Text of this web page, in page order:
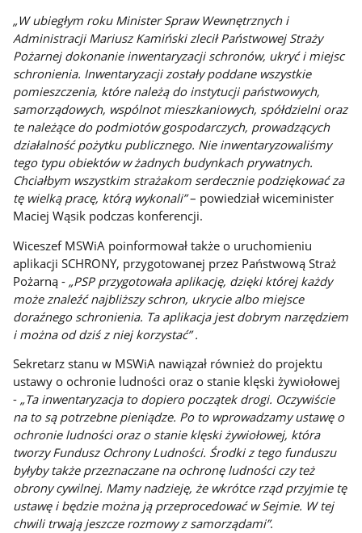
„W ubiegłym roku Minister Spraw Wewnętrznych i
Administracji Mariusz Kamiński zlecił Państwowej Straży
Pożarnej dokonanie inwentaryzacji schronów, ukryć i miejsc
schronienia. Inwentaryzacji zostały poddane wszystkie
pomieszczenia, które należą do instytucji państwowych,
samorządowych, wspólnot mieszkaniowych, spółdzielni oraz
te należące do podmiotów gospodarczych, prowadzących
działalność pożytku publicznego. Nie inwentaryzowaliśmy
tego typu obiektów w żadnych budynkach prywatnych.
Chciałbym wszystkim strażakom serdecznie podziękować za
tę wielką pracę, którą wykonali”– powiedział wiceminister
Maciej Wąsik podczas konferencji.
Wiceszef MSWiA poinformował także o uruchomieniu
aplikacji SCHRONY, przygotowanej przez Państwową Straż
Pożarną - „PSP przygotowała aplikację, dzięki której każdy
może znaleźć najbliższy schron, ukrycie albo miejsce
doraźnego schronienia. Ta aplikacja jest dobrym narzędziem
i można od dziś z niej korzystać” .
Sekretarz stanu w MSWiA nawiązał również do projektu
ustawy o ochronie ludności oraz o stanie klęski żywiołowej
-„Ta inwentaryzacja to dopiero początek drogi. Oczywiście
na to są potrzebne pieniądze. Po to wprowadzamy ustawę o
ochronie ludności oraz o stanie klęski żywiołowej, która
tworzy Fundusz Ochrony Ludności. Środki z tego funduszu
byłyby także przeznaczane na ochronę ludności czy też
obrony cywilnej. Mamy nadzieję, że wkrótce rząd przyjmie tę
ustawę i będzie można ją przeprocedować w Sejmie. W tej
chwili trwają jeszcze rozmowy z samorządami”.